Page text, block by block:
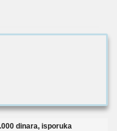
dinara, isporuka